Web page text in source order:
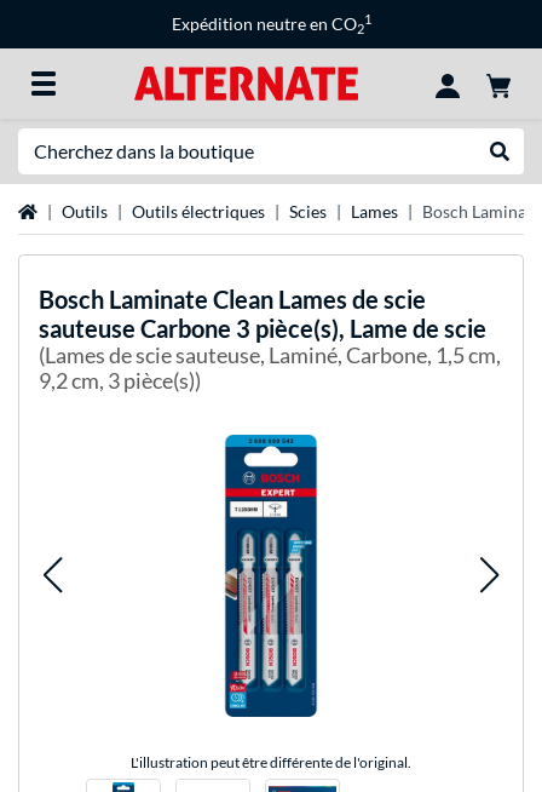
Expédition neutre en CO2
1
Page d'accueil
Outils Outils électriques Scies Lames Bosch
Bosch Laminate Clean Lames de scie
sauteuse Carbone 3 pièce(s), Lame de scie
(Lames de scie sauteuse, Laminé, Carbone, 1,5 cm,
9,2 cm, 3 pièce(s))
L'illustration peut être différente de l'original.